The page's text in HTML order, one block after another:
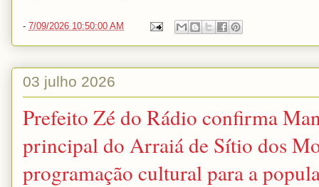
- 7/09/2026 10:50:00 AM
03 julho 2026
Prefeito Zé do Rádio confirma
principal do Arraiá de Sítio dos
programação cultural para a